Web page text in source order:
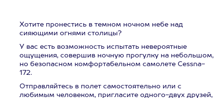
Хотите пронестись в темном ночном небе над
сияющими огнями столицы?
У вас есть возможность испытать невероятные
ощущения, совершив ночную прогулку на небольшом,
но безопасном комфортабельном самолете Cessna-
172.
Отправляйтесь в полет самостоятельно или с
любимым человеком, пригласите одного-двух друзей,